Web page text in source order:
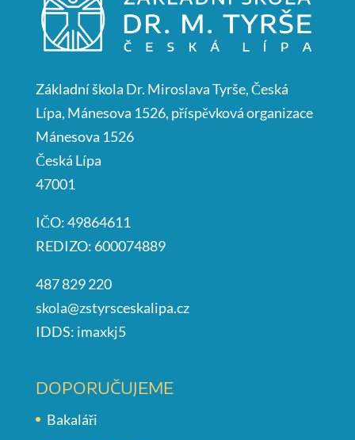
Základní škola Dr. Miroslava Tyrše, Česká
Lípa, Mánesova 1526, příspěvková organizace
Mánesova 1526
Česká Lípa
47001
IČO: 49864611
REDIZO: 600074889
487 829 220
skola@zstyrsceskalipa.cz
IDDS: imaxkj5
DOPORUČUJEME
Bakaláři